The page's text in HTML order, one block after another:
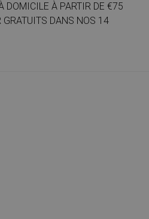
DOMICILE À PARTIR DE €75
GRATUITS DANS NOS 14